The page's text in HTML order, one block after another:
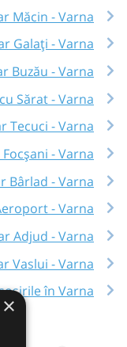
Măcin - Varna
Galați - Varna
Buzău - Varna
Sărat - Varna
Tecuci - Varna
- Varna
Bârlad - Varna
- Varna
Adjud - Varna
Vaslui - Varna
în Varna
×